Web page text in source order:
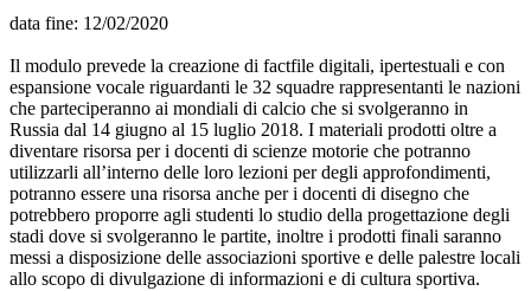
data fine: 12/02/2020
Il modulo prevede la creazione di factfile digitali, ipertestuali e con
espansione vocale riguardanti le 32 squadre rappresentanti le nazioni
che parteciperanno ai mondiali di calcio che si svolgeranno in
Russia dal 14 giugno al 15 luglio 2018. I materiali prodotti oltre a
diventare risorsa per i docenti di scienze motorie che potranno
utilizzarli all’interno delle loro lezioni per degli approfondimenti,
potranno essere una risorsa anche per i docenti di disegno che
potrebbero proporre agli studenti lo studio della progettazione degli
stadi dove si svolgeranno le partite, inoltre i prodotti finali saranno
messi a disposizione delle associazioni sportive e delle palestre locali
allo scopo di divulgazione di informazioni e di cultura sportiva.